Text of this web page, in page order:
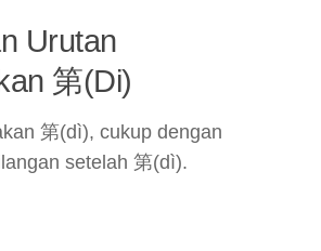
Urutan
第(Di)
第(dì), cukup dengan
setelah 第(dì).